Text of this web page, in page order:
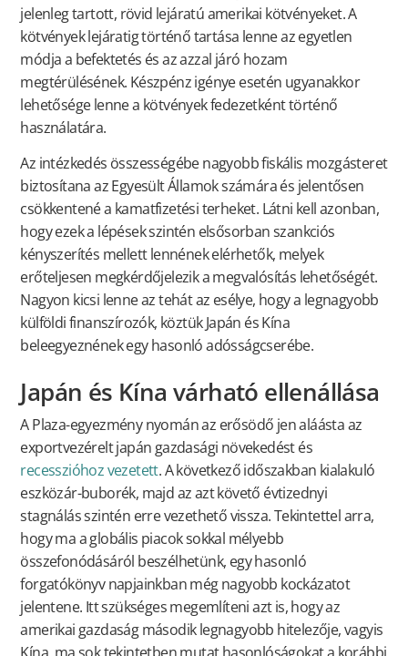
jelenleg tartott, rövid lejáratú amerikai kötvényeket. A
kötvények lejáratig történő tartása lenne az egyetlen
módja a befektetés és az azzal járó hozam
megtérülésének. Készpénz igénye esetén ugyanakkor
lehetősége lenne a kötvények fedezetként történő
használatára.
Az intézkedés összességébe nagyobb fiskális mozgásteret
biztosítana az Egyesült Államok számára és jelentősen
csökkentené a kamatfizetési terheket. Látni kell azonban,
hogy ezek a lépések szintén elsősorban szankciós
kényszerítés mellett lennének elérhetők, melyek
erőteljesen megkérdőjelezik a megvalósítás lehetőségét.
Nagyon kicsi lenne az tehát az esélye, hogy a legnagyobb
külföldi finanszírozók, köztük Japán és Kína
beleegyeznének egy hasonló adósságcserébe.
Japán és Kína várható ellenállása
A Plaza-egyezmény nyomán az erősödő jen aláásta az
exportvezérelt japán gazdasági növekedést és
recesszióhozvezetett. A következő időszakban kialakuló
eszközár-buborék, majd az azt követő évtizednyi
stagnálás szintén erre vezethető vissza. Tekintettel arra,
hogy ma a globális piacok sokkal mélyebb
összefonódásáról beszélhetünk, egy hasonló
forgatókönyv napjainkban még nagyobb kockázatot
jelentene. Itt szükséges megemlíteni azt is, hogy az
amerikai gazdaság második legnagyobb hitelezője, vagyis